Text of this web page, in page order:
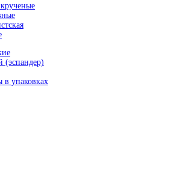
упаковках